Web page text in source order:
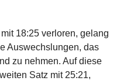
18:25 verloren, gelang
Auswechslungen, das
zu nehmen. Auf diese
Satz mit 25:21,